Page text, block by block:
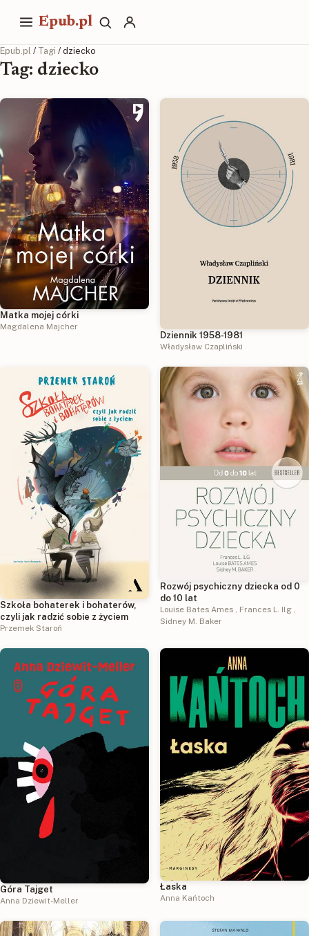
Epub.pl
Epub.pl / Tagi / dziecko
Tag: dziecko
Matka mojej córki
Magdalena Majcher
Dziennik 1958-1981
Władysław Czapliński
Szkoła bohaterek i bohaterów,
czyli jak radzić sobie z życiem
Przemek Staroń
Rozwój psychiczny dziecka od 0
do 10 lat
Louise Bates Ames Frances L. Ilg
Sidney M. Baker
Góra Tajget
Anna Dziewit-Meller
Łaska
Anna Kańtoch